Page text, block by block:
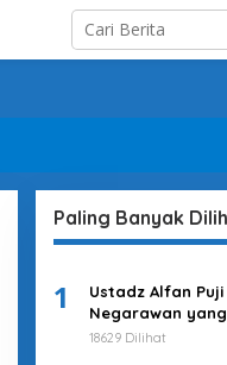
Paling Banyak
1
Ustadz Alfan
Negarawan
Tepat
18629 Dilihat